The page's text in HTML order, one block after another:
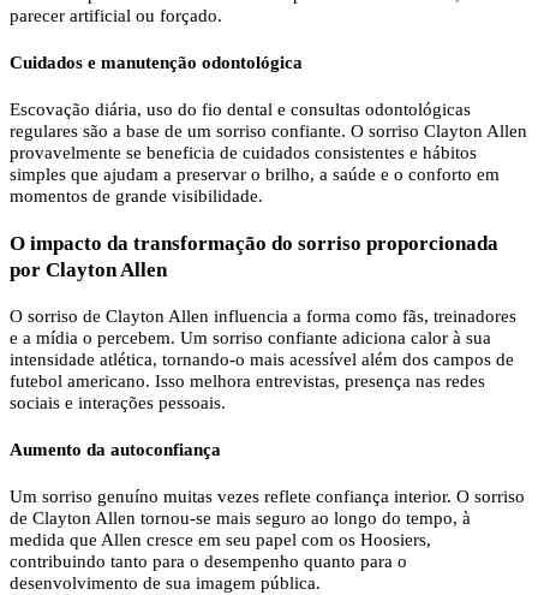
parecer artificial ou forçado.
Cuidados e manutenção odontológica
Escovação diária, uso do fio dental e consultas odontológicas
regulares são a base de um sorriso confiante. O sorriso Clayton Allen
provavelmente se beneficia de cuidados consistentes e hábitos
simples que ajudam a preservar o brilho, a saúde e o conforto em
momentos de grande visibilidade.
O impacto da transformação do sorriso proporcionada
por Clayton Allen
O sorriso de Clayton Allen influencia a forma como fãs, treinadores
e a mídia o percebem. Um sorriso confiante adiciona calor à sua
intensidade atlética, tornando-o mais acessível além dos campos de
futebol americano. Isso melhora entrevistas, presença nas redes
sociais e interações pessoais.
Aumento da autoconfiança
Um sorriso genuíno muitas vezes reflete confiança interior. O sorriso
de Clayton Allen tornou-se mais seguro ao longo do tempo, à
medida que Allen cresce em seu papel com os Hoosiers,
contribuindo tanto para o desempenho quanto para o
desenvolvimento de sua imagem pública.